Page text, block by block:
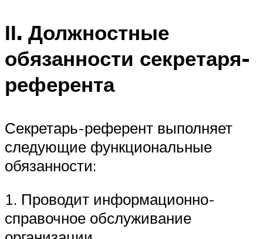
ІІ. Должностные
обязанности секретаря-
референта
Секретарь-референт выполняет
следующие функциональные
обязанности:
1. Проводит информационно-
справочное обслуживание